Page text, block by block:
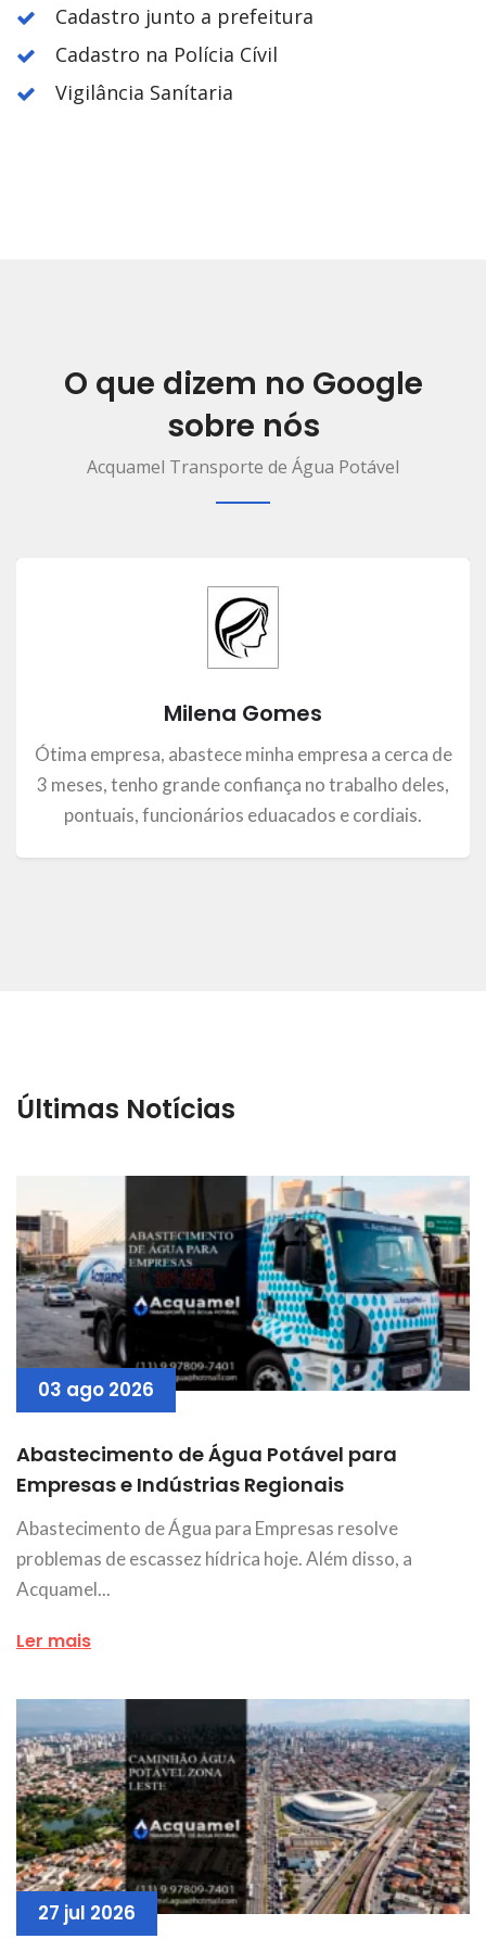
Cadastro junto a prefeitura
Cadastro na Polícia Cívil
Vigilância Sanítaria
O que dizem no Google
sobre nós
Acquamel Transporte de Água Potável
Milena Gomes
Ótima empresa, abastece minha empresa a cerca de
3 meses, tenho grande confiança no trabalho deles,
pontuais, funcionários eduacados e cordiais.
Últimas Notícias
03 ago 2026
Abastecimento de Água Potável para
Empresas e Indústrias Regionais
Abastecimento de Água para Empresas resolve
problemas de escassez hídrica hoje. Além disso, a
Acquamel...
Ler mais
27 jul 2026